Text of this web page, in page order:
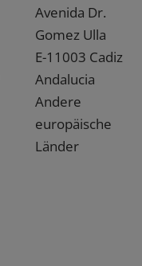
Avenida Dr.
Gomez Ulla
E-11003 Cadiz
Andalucia
Andere
europäische
Länder